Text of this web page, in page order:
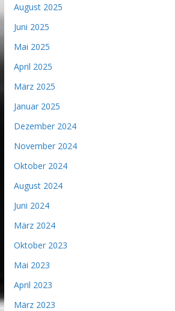
August 2025
Juni 2025
Mai 2025
April 2025
März 2025
Januar 2025
Dezember 2024
November 2024
Oktober 2024
August 2024
Juni 2024
März 2024
Oktober 2023
Mai 2023
April 2023
März 2023